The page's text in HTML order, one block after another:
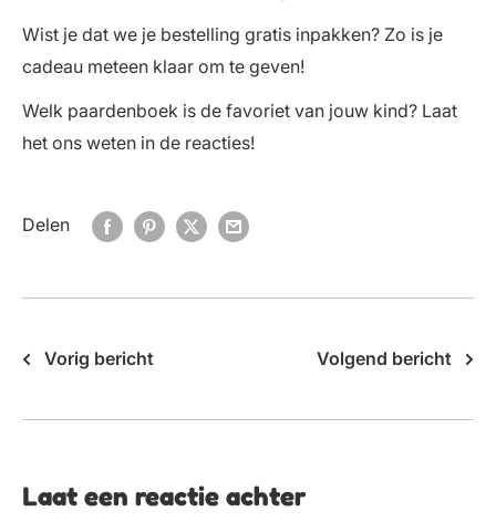
Wist je dat we je bestelling gratis inpakken? Zo is je
cadeau meteen klaar om te geven!
Welk paardenboek is de favoriet van jouw kind? Laat
het ons weten in de reacties!
Delen
Vorig bericht Volgend bericht
Laat een reactie achter